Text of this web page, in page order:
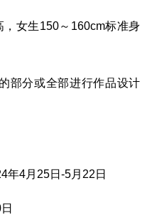
女生150～160cm标准身
分或全部进行作品设计
年4月25日-5月22日